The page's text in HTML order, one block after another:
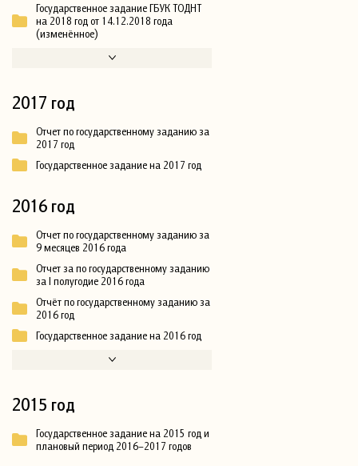
Государственное задание ГБУК ТОДНТ
на 2018 год от 14.12.2018 года
(изменённое)
2017 год
Отчет по государственному заданию за
2017 год
Государственное задание на 2017 год
2016 год
Отчет по государственному заданию за
9 месяцев 2016 года
Отчет за по государственному заданию
за I полугодие 2016 года
Отчёт по государственному заданию за
2016 год
Государственное задание на 2016 год
2015 год
Государственное задание на 2015 год и
плановый период 2016–2017 годов